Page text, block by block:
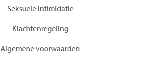
Seksuele intimidatie
KIachtenregeling
Algemene voorwaarden